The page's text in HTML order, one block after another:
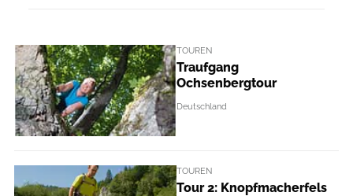
TOUREN
Traufgang
Ochsenbergtour
Deutschland
TOUREN
Tour 2: Knopfmacherfels